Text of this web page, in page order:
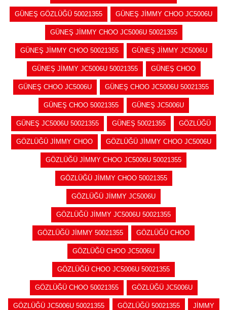
GÜNEŞ GÖZLÜĞÜ 50021355 GÜNEŞ JİMMY CHOO JC5006U
GÜNEŞ JİMMY CHOO JC5006U 50021355
GÜNEŞ JİMMY CHOO 50021355 GÜNEŞ JİMMY JC5006U
GÜNEŞ JİMMY JC5006U 50021355 GÜNEŞ CHOO
GÜNEŞ CHOO JC5006U GÜNEŞ CHOO JC5006U 50021355
GÜNEŞ CHOO 50021355 GÜNEŞ JC5006U
GÜNEŞ JC5006U 50021355 GÜNEŞ 50021355 GÖZLÜĞÜ
GÖZLÜĞÜ JİMMY CHOO GÖZLÜĞÜ JİMMY CHOO JC5006U
GÖZLÜĞÜ JİMMY CHOO JC5006U 50021355
GÖZLÜĞÜ JİMMY CHOO 50021355
GÖZLÜĞÜ JİMMY JC5006U
GÖZLÜĞÜ JİMMY JC5006U 50021355
GÖZLÜĞÜ JİMMY 50021355 GÖZLÜĞÜ CHOO
GÖZLÜĞÜ CHOO JC5006U
GÖZLÜĞÜ CHOO JC5006U 50021355
GÖZLÜĞÜ CHOO 50021355 GÖZLÜĞÜ JC5006U
GÖZLÜĞÜ JC5006U 50021355 GÖZLÜĞÜ 50021355 JİMMY